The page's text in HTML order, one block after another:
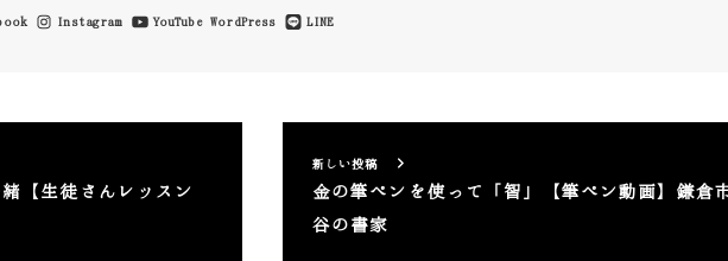
Instagram YouTube WordPress LINE
【生徒さんレッスン
新しい投稿
金の筆ペンを使って「智」【筆ペン動画】鎌倉
谷の書家